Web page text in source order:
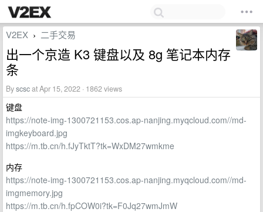
V2EX › 二手交易
出一个京造 K3 键盘以及 8g 笔记本内存
条
Byscscat Apr 15, 2022 · 1862 views
键盘
https://note-img-1300721153.cos.ap-nanjing.myqcloud.com//md-
imgkeyboard.jpg
https://m.tb.cn/h.fJyTktT?tk=WxDM27wmkme
内存
https://note-img-1300721153.cos.ap-nanjing.myqcloud.com//md-
imgmemory.jpg
https://m.tb.cn/h.fpCOW0i?tk=F0Jq27wmJmW